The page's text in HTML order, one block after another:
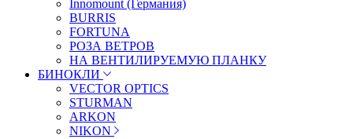
Innomount (Германия)
BURRIS
FORTUNA
РОЗА ВЕТРОВ
НА ВЕНТИЛИРУЕМУЮ ПЛАНКУ
БИНОКЛИ
VECTOR OPTICS
STURMAN
ARKON
NIKON